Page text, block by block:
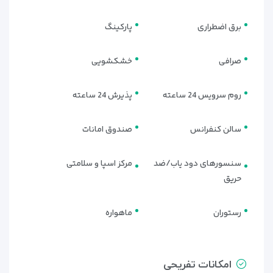
امکانات تفریحی هتل
اتاق بخار و حمام ترکی است.
برق اضطراری پارکینگ
صرافی خشکشویی
روم سرویس 24 ساعته پذیرش 24 ساعته
سالن کنفرانس صندوق امانات
سنسورهای دود یاب/ضد
حریق
مرکز اسپا و سلامتی
رستوران ماهواره
امکانات تفریحی